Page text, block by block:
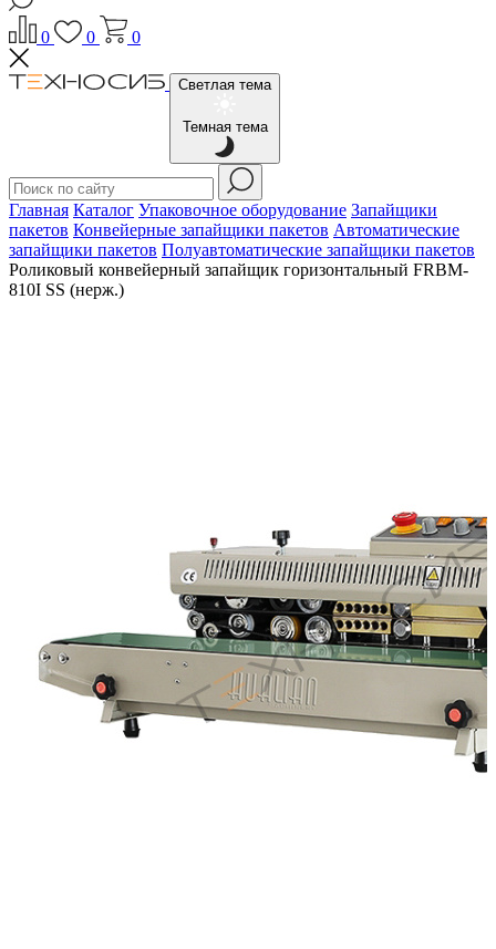
0 0 0
Светлая тема
Темная тема
Главная Каталог Упаковочное оборудование Запайщики
пакетов Конвейерные запайщики пакетов Автоматические
запайщики пакетов Полуавтоматические запайщики пакетов
Роликовый конвейерный запайщик горизонтальный FRBM-
810I SS (нерж.)